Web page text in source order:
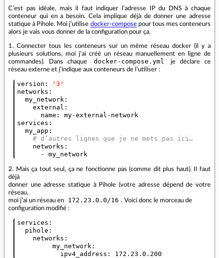
C’est pas idéale, mais il faut indiquer l’adresse IP du DNS à chaque
conteneur qui en a besoin. Cela implique déjà de donner une adresse
statique à Pihole. Moi j’utilise docker-composepour tous mes conteneurs
alors je vais vous donner de la configuration pour ça.
1. Connecter tous les conteneurs sur un même réseau docker (il y a
plusieurs solutions, moi j’ai créé un réseau manuellement en ligne de
commandes). Dans chaque
docker-compose.yml
je déclare ce
réseau externe et j’indique aux conteneurs de l’utiliser :
version :
'3'
networks :
my_network :
external :
name :
my-external-network
services :
my_app :
# d’autres lignes que je ne mets pas ici…
networks :
-
my_network
2. Mais ça tout seul, ça ne fonctionne pas (comme dit plus haut). Il faut
déjà
donner une adresse statique à Pihole (votre adresse dépend de votre
réseau,
moi j’ai un réseau en
172.23.0.0/16 . Voici donc le morceau de
configuration modifié :
services :
pihole :
networks :
my_network :
ipv4_address : 172.23.0.200